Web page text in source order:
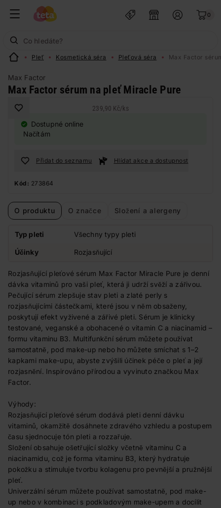
0
Pleť Kosmetická séra Pleťová séra Max Factor
Max Factor
Max Factor sérum na pleť Miracle Pure
239,90 Kč/ks
Dostupné online
Načítám
Přidat do seznamu Hlídat akce a dostupnost
Kód: 273864
O produktu O značce Složení a alergeny
Typ pleti Všechny typy pleti
Účinky Rozjasňující
Rozjasňující pleťové sérum Max Factor Miracle Pure je denní
dávka vitaminů pro vaši pleť, která ji udrží svěží a zářivou.
Pečující sérum zlepšuje stav pleti a zlaté perly s
rozjasňujícími částečkami, které jsou v něm obsaženy,
poskytují efekt vyživené a zářivé pleti. Sérum je klinicky
testované, veganské a obohacené o vitamin C a niacinamid –
formu vitaminu B3. Multifunkční sérum můžete používat
samostatně, pod make-up nebo ho můžete smíchat s 1–2
kapkami make-upu, abyste zvýšili účinek péče o pleť a její
rozjasnění. Inspirováno přírodou a vyvinuto značkou Max
Factor.
Výhody:
Rozjasňující pleťové sérum dodává pleti denní dávku
vitaminů, okamžitě dosáhnete zdravého vzhledu a postupem
času sjednocuje tón pleti a rozzařuje.
Složení obsahuje ošetřující složky včetně vitaminu C a
niacinamidu, což je forma vitaminu B3, který hydratuje
pokožku a stimuluje tvorbu kolagenu pro pevnější a pružnější
pleť.
Univerzální sérum můžete používat samostatně, pod make-
up nebo v kombinaci s podkladovým make-upem a docílit